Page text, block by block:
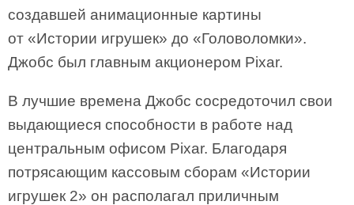
создавшей анимационные картины
от «Истории игрушек» до «Головоломки».
Джобс был главным акционером Pixar.
В лучшие времена Джобс сосредоточил свои
выдающиеся способности в работе над
центральным офисом Pixar. Благодаря
потрясающим кассовым сборам «Истории
игрушек 2» он располагал приличным